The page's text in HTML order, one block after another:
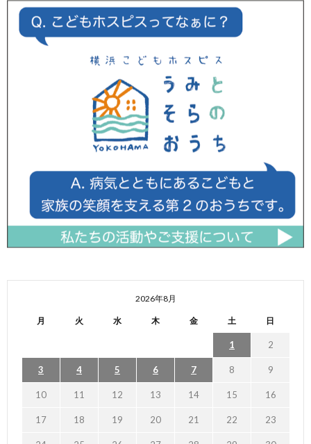
2026年8月
月 火 水 木 金 土 日
1 2
3 4 5 6 7 8 9
10 11 12 13 14 15 16
17 18 19 20 21 22 23